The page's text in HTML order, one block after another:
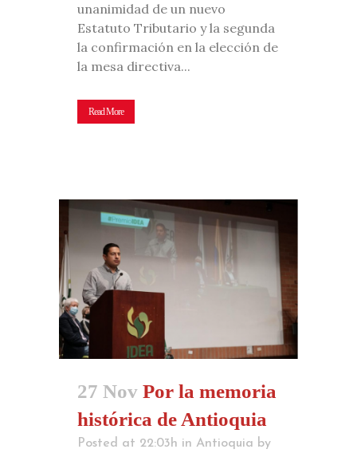
unanimidad de un nuevo
Estatuto Tributario y la segunda
la confirmación en la elección de
la mesa directiva...
Read More
27 Nov Por la memoria
histórica de Antioquia
Posted at 22:03h in Antioquia by